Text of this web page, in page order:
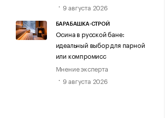
9 августа 2026
БАРАБАШКА-СТРОЙ
Осина в русской бане:
идеальный выбор для парной
или компромисс
Мнение эксперта
9 августа 2026